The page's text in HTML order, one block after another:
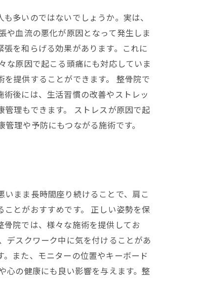
多いのではないでしょうか。実は、
や血流の悪化が原因となって発生しま
を和らげる効果があります。これに
な原因で起こる頭痛にも対応していま
提供することができます。 整骨院で
後には、生活習慣の改善やストレッ
理もできます。 ストレスが原因で起
理や予防にもつながる施術です。
まま長時間座り続けることで、肩こ
とがおすすめです。 正しい姿勢を保
院では、様々な施術を提供してお
デスクワーク中に気を付けることがあ
また、モニターの位置やキーボード
心の健康にも良い影響を与えます。整